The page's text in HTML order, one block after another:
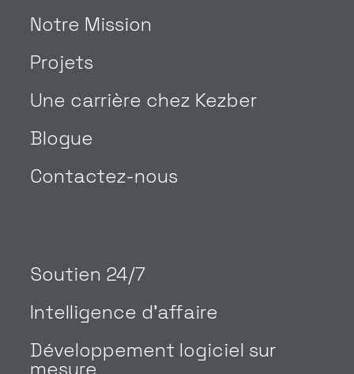
Notre Mission
Projets
Une carrière chez Kezber
Blogue
Contactez-nous
Soutien 24/7
Intelligence d’affaire
Développement logiciel sur